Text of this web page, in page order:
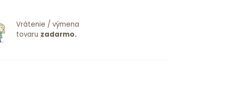
Vrátenie / výmena
tovaru zadarmo.